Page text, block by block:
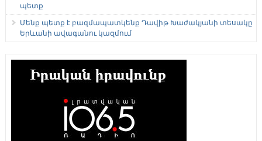
պետք
Մենք պետք է բազմապատկենք Դավիթ Խաժակյանի տեսակը
Երևանի ավագանու կազմում